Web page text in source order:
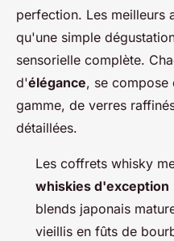
perfection. Les meilleurs
qu'une simple
sensorielle complète.
d'élégance, se compose
gamme, de verres
détaillées.
Les coffrets whisky
whiskies d'exception
blends japonais
vieillis en fûts de